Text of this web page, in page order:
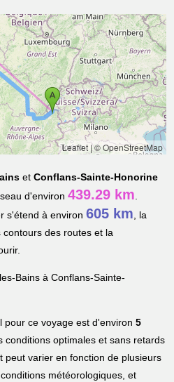
Leaflet|© OpenStreetMap
etConflans-Sainte-Honorine
d'environ439.29 km.
s'étend à environ605 km, la
des routes et la
Bains à Conflans-Sainte-
pour ce voyage est d'environ5
conditions optimales et sans retards
peut varier en fonction de plusieurs
météorologiques, et